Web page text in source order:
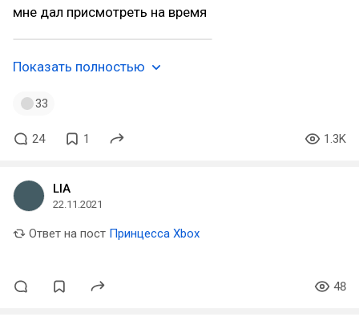
мне дал присмотреть на время
Показать полностью
33
24 1 1.3K
LIA
22.11.2021
Ответ на пост Принцесса Xbox
48